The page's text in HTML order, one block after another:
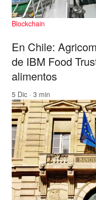
Blockchain
En Chile:
de IBM Food
alimentos
5 Dic · 3 min